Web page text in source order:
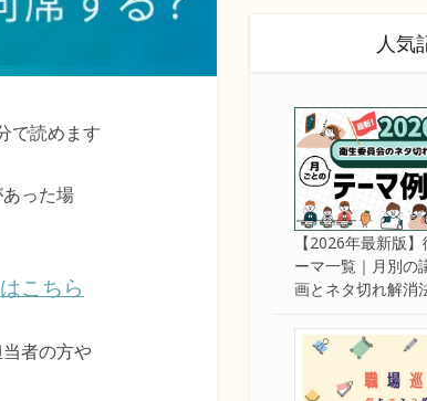
で読めます
った場
こちら
者の方や
人気
【2026年最新版
ーマ一覧｜月別の
画とネタ切れ解消